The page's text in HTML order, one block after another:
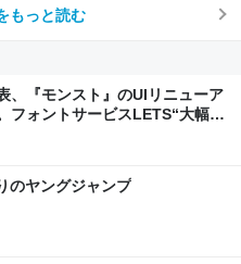
もっと読む
、『モンスト』のUIリニューア
フォントサービスLETS“大幅値
AUTOMATON
のヤングジャンプ